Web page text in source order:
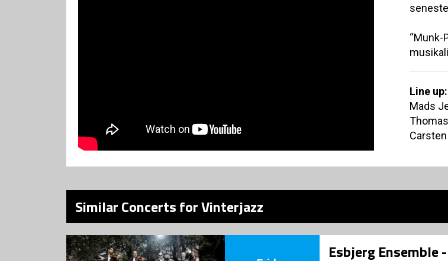
Line up:
Mads
Similar Concerts for Vinterjazz
Esbjerg Ensemble